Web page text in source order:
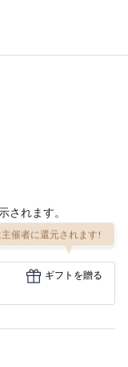
されます。
催者に還元されます!
ギフトを贈る